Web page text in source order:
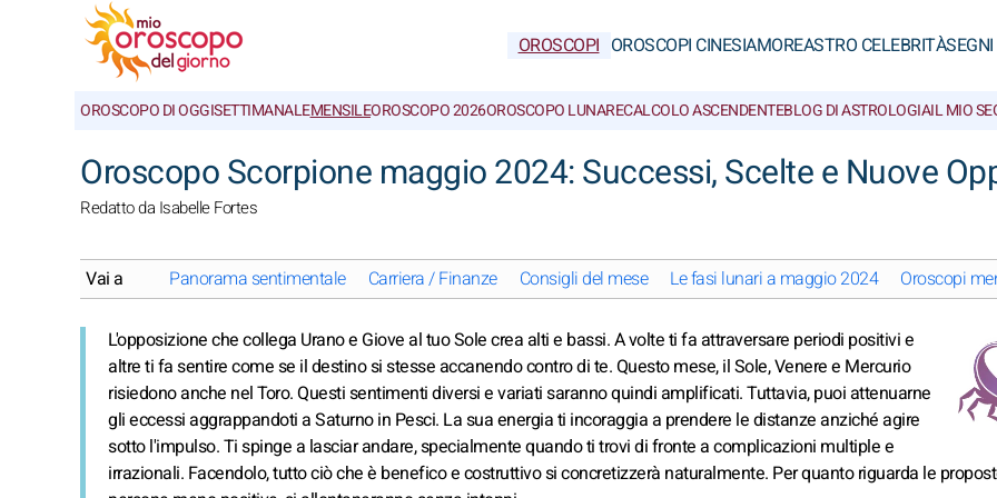
OROSCOPI OROSCOPI CINESIAMOREASTRO CELEBRITÀ
OROSCOPO DI OGGISETTIMANALEMENSILEOROSCOPO 2026OROSCOPO LUNARECALCOLO ASCENDENTEBLOG DI ASTROLOGIAIL MIO
Oroscopo Scorpione maggio 2024: Successi, Scelte e Nuove
Redatto da Isabelle Fortes
Vai a Panorama sentimentale Carriera / Finanze Consigli del mese Le fasi lunari a maggio 2024 Oroscopi
L'opposizione che collega Urano e Giove al tuo Sole crea alti e bassi. A volte ti fa attraversare periodi positivi e
altre ti fa sentire come se il destino si stesse accanendo contro di te. Questo mese, il Sole, Venere e Mercurio
risiedono anche nel Toro. Questi sentimenti diversi e variati saranno quindi amplificati. Tuttavia, puoi attenuarne
gli eccessi aggrappandoti a Saturno in Pesci. La sua energia ti incoraggia a prendere le distanze anziché agire
sotto l'impulso. Ti spinge a lasciar andare, specialmente quando ti trovi di fronte a complicazioni multiple e
irrazionali. Facendolo, tutto ciò che è benefico e costruttivo si concretizzerà naturalmente. Per quanto riguarda le